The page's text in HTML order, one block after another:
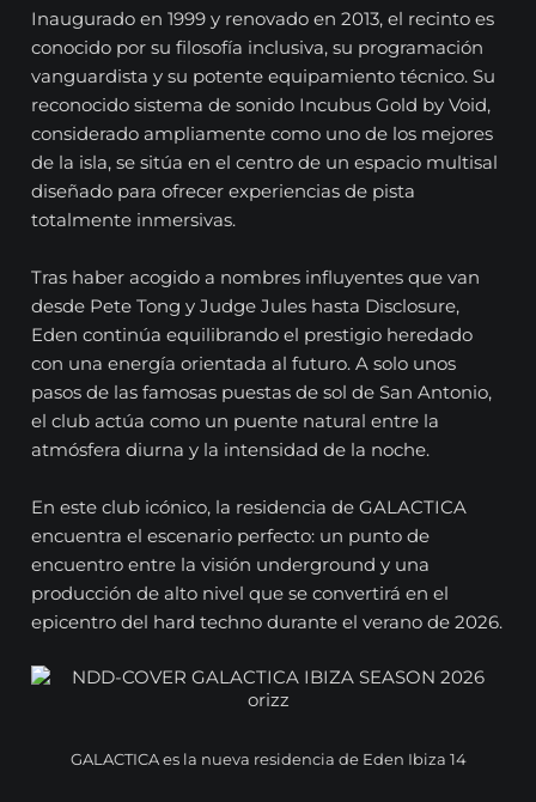
Inaugurado en 1999 y renovado en 2013, el recinto es
conocido por su filosofía inclusiva, su programación
vanguardista y su potente equipamiento técnico. Su
reconocido sistema de sonido Incubus Gold by Void,
considerado ampliamente como uno de los mejores
de la isla, se sitúa en el centro de un espacio multisal
diseñado para ofrecer experiencias de pista
totalmente inmersivas.
Tras haber acogido a nombres influyentes que van
desde Pete Tong y Judge Jules hasta Disclosure,
Eden continúa equilibrando el prestigio heredado
con una energía orientada al futuro. A solo unos
pasos de las famosas puestas de sol de San Antonio,
el club actúa como un puente natural entre la
atmósfera diurna y la intensidad de la noche.
En este club icónico, la residencia de GALACTICA
encuentra el escenario perfecto: un punto de
encuentro entre la visión underground y una
producción de alto nivel que se convertirá en el
epicentro del hard techno durante el verano de 2026.
GALACTICA es la nueva residencia de Eden Ibiza 14